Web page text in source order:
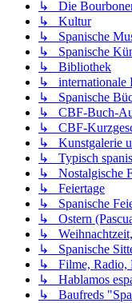
↳ Die
↳ Kultur
↳ Spanische
↳ Spanische
↳ Bibliothek
↳ internationale
↳ Spanische
↳ CBF-Buch-
↳ CBF-
↳ Kunstgalerie
↳ Typisch
↳ Nostalgische
↳ Feiertage
↳ Spanische
↳ Ostern
↳ Weihnachtzeit,
↳ Spanische
↳ Filme, Radio,
↳ Hablamos
↳ Baufreds